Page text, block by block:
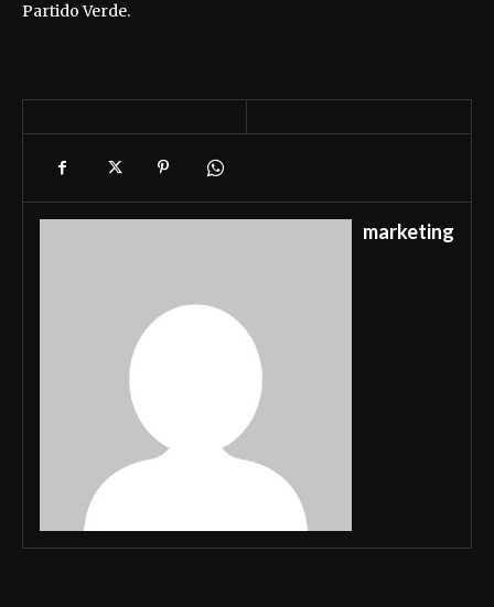
Partido Verde.
marketing